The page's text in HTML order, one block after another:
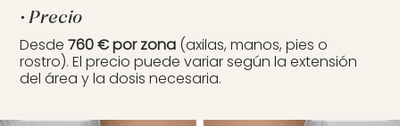
• Precio
Desde760 € por zona (axilas, manos, pies o
rostro). El precio puede variar según la extensión
del área y la dosis necesaria.